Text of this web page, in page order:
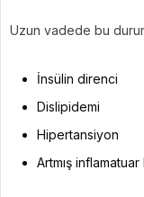
Uzun vadede bu
İnsülin direnci
Dislipidemi
Hipertansiyon
Artmış